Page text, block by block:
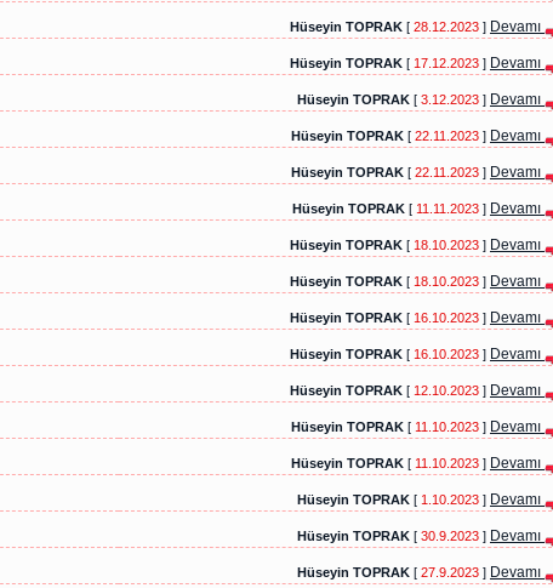
Hüseyin TOPRAK [ 28.12.2023 ] Devamı
Hüseyin TOPRAK [ 17.12.2023 ] Devamı
Hüseyin TOPRAK [ 3.12.2023 ] Devamı
Hüseyin TOPRAK [ 22.11.2023 ] Devamı
Hüseyin TOPRAK [ 22.11.2023 ] Devamı
Hüseyin TOPRAK [ 11.11.2023 ] Devamı
Hüseyin TOPRAK [ 18.10.2023 ] Devamı
Hüseyin TOPRAK [ 18.10.2023 ] Devamı
Hüseyin TOPRAK [ 16.10.2023 ] Devamı
Hüseyin TOPRAK [ 16.10.2023 ] Devamı
Hüseyin TOPRAK [ 12.10.2023 ] Devamı
Hüseyin TOPRAK [ 11.10.2023 ] Devamı
Hüseyin TOPRAK [ 11.10.2023 ] Devamı
Hüseyin TOPRAK [ 1.10.2023 ] Devamı
Hüseyin TOPRAK [ 30.9.2023 ] Devamı
Hüseyin TOPRAK [ 27.9.2023 ] Devamı